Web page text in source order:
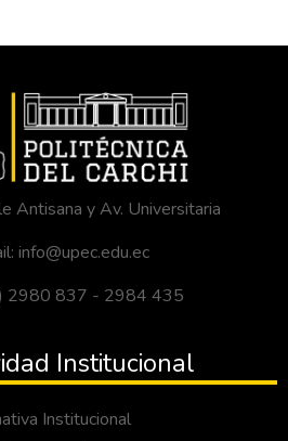
Antisana y Av. Universitaria
info@upec.edu.ec
2980 837 - 2984 435
Institucional
Institucional